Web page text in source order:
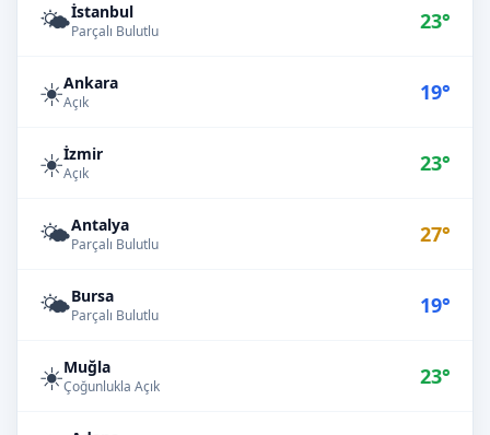
🌤️İstanbul
Parçalı Bulutlu 23°
☀️Ankara
Açık 19°
☀️İzmir
Açık 23°
🌤️Antalya
Parçalı Bulutlu 27°
🌤️Bursa
Parçalı Bulutlu 19°
☀️Muğla
Çoğunlukla Açık 23°